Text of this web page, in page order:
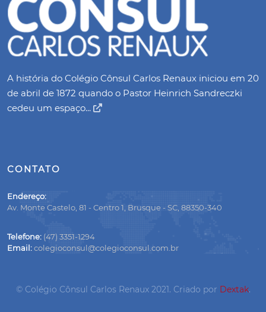
A história do Colégio Cônsul Carlos Renaux iniciou em 20
de abril de 1872 quando o Pastor Heinrich Sandreczki
cedeu um espaço...
CONTATO
Endereço:
Av. Monte Castelo, 81 - Centro 1, Brusque - SC, 88350-340
Telefone: (47) 3351-1294
Email:colegioconsul@colegioconsul.com.br
© Colégio Cônsul Carlos Renaux 2021. Criado por Dextak.